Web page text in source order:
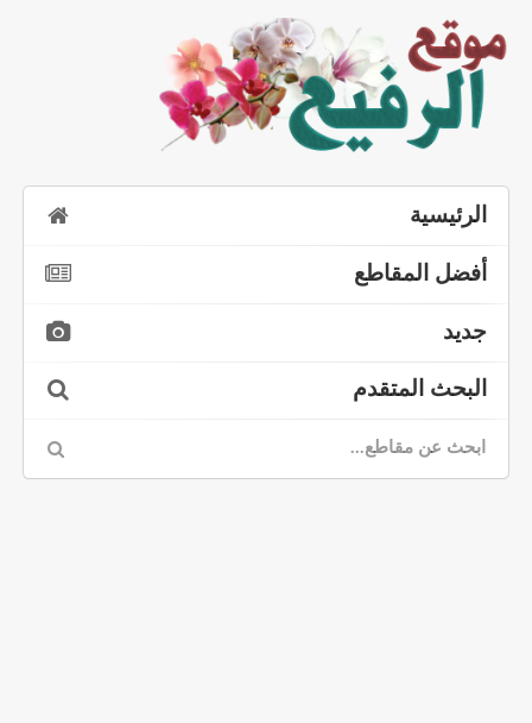
الرئيسية
أفضل المقاطع
جديد
البحث المتقدم